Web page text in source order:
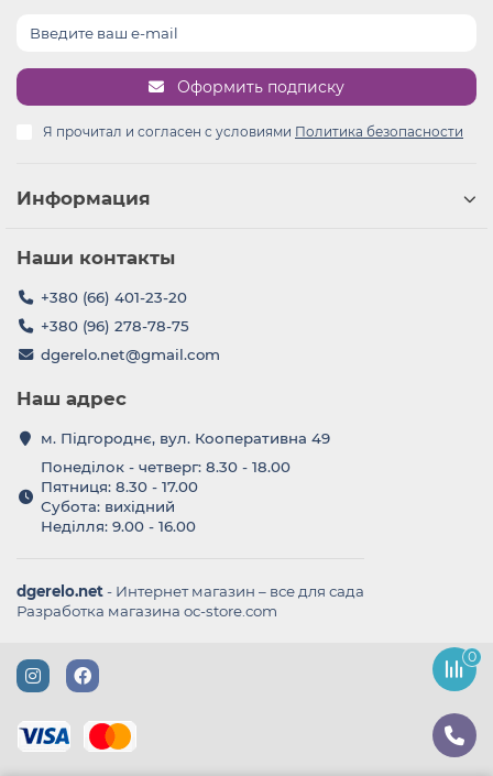
Оформить подписку
Я прочитал и согласен с условиями Политика безопасности
Информация
Наши контакты
+380 (66) 401-23-20
+380 (96) 278-78-75
dgerelo.net@gmail.com
Наш адрес
м. Підгороднє, вул. Кооперативна 49
Понеділок - четверг: 8.30 - 18.00
Пятниця: 8.30 - 17.00
Субота: вихідний
Неділля: 9.00 - 16.00
dgerelo.net- Интернет магазин – все для сада
Разработка магазина oc-store.com
0